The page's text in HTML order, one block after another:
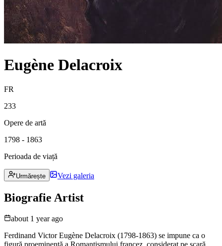
Eugène Delacroix
FR
233
Opere de artă
1798 - 1863
Perioada de viață
Urmărește Vezi galeria
Biografie Artist
about 1 year ago
Ferdinand Victor Eugène Delacroix (1798-1863) se impune ca o
figură proeminentă a Romantismului francez, considerat pe scară